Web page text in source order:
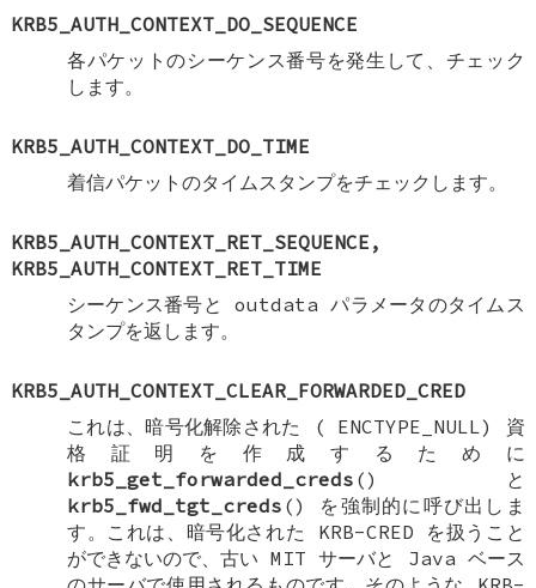
KRB5_AUTH_CONTEXT_DO_SEQUENCE
各パケットのシーケンス番号を発生して、チェック
します。
KRB5_AUTH_CONTEXT_DO_TIME
着信パケットのタイムスタンプをチェックします。
KRB5_AUTH_CONTEXT_RET_SEQUENCE ,
KRB5_AUTH_CONTEXT_RET_TIME
シーケンス番号と outdata パラメータのタイムス
タンプを返します。
KRB5_AUTH_CONTEXT_CLEAR_FORWARDED_CRED
これは、暗号化解除された ( ENCTYPE_NULL) 資
格証明を作成するために
krb5_get_forwarded_creds () と
krb5_fwd_tgt_creds () を強制的に呼び出しま
す。これは、暗号化された KRB-CRED を扱うこと
ができないので、古い MIT サーバと Java ベース